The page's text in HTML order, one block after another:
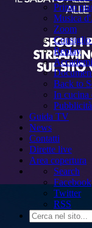
Primo
Musica
Zoom
Replay
Back to
In cucina
Pubblicità
Guida TV
News
Contatti
Dirette live
Area copertura
Search
Facebook
Twitter
RSS